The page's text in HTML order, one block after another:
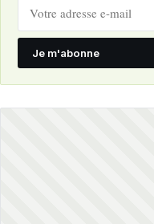
Je m'abonne